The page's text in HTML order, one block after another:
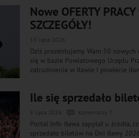
Nowe OFERTY
SZCZEGÓŁY!
13 lipca 2026
Dziś prezentujemy Wam 50
się w bazie Powiatowego Urzędu
zatrudnienia w Iławie i powiecie
Ile się sprzedało
8 lipca 2026
Portal Info Iława zapytał u źródła,
sprzedało biletów na Dni Iławy